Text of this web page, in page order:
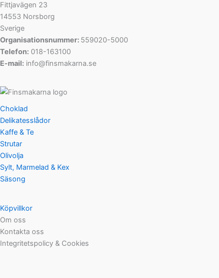
Fittjavägen 23
14553 Norsborg
Sverige
Organisationsnummer: 559020-5000
Telefon: 018-163100
E-mail: info@finsmakarna.se
Choklad
Delikatesslådor
Kaffe & Te
Strutar
Olivolja
Sylt, Marmelad & Kex
Säsong
Köpvillkor
Om oss
Kontakta oss
Integritetspolicy & Cookies